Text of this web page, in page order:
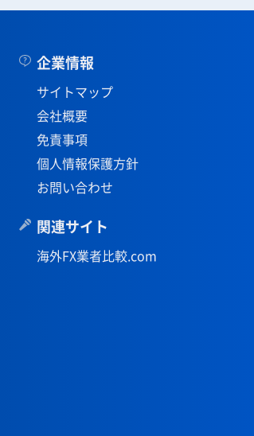
企業情報
サイトマップ
会社概要
免責事項
個人情報保護方針
お問い合わせ
関連サイト
海外FX業者比較.com